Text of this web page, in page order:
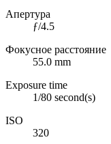
Апертура
ƒ/4.5
Фокусное расстояние
55.0 mm
Exposure time
1/80 second(s)
ISO
320